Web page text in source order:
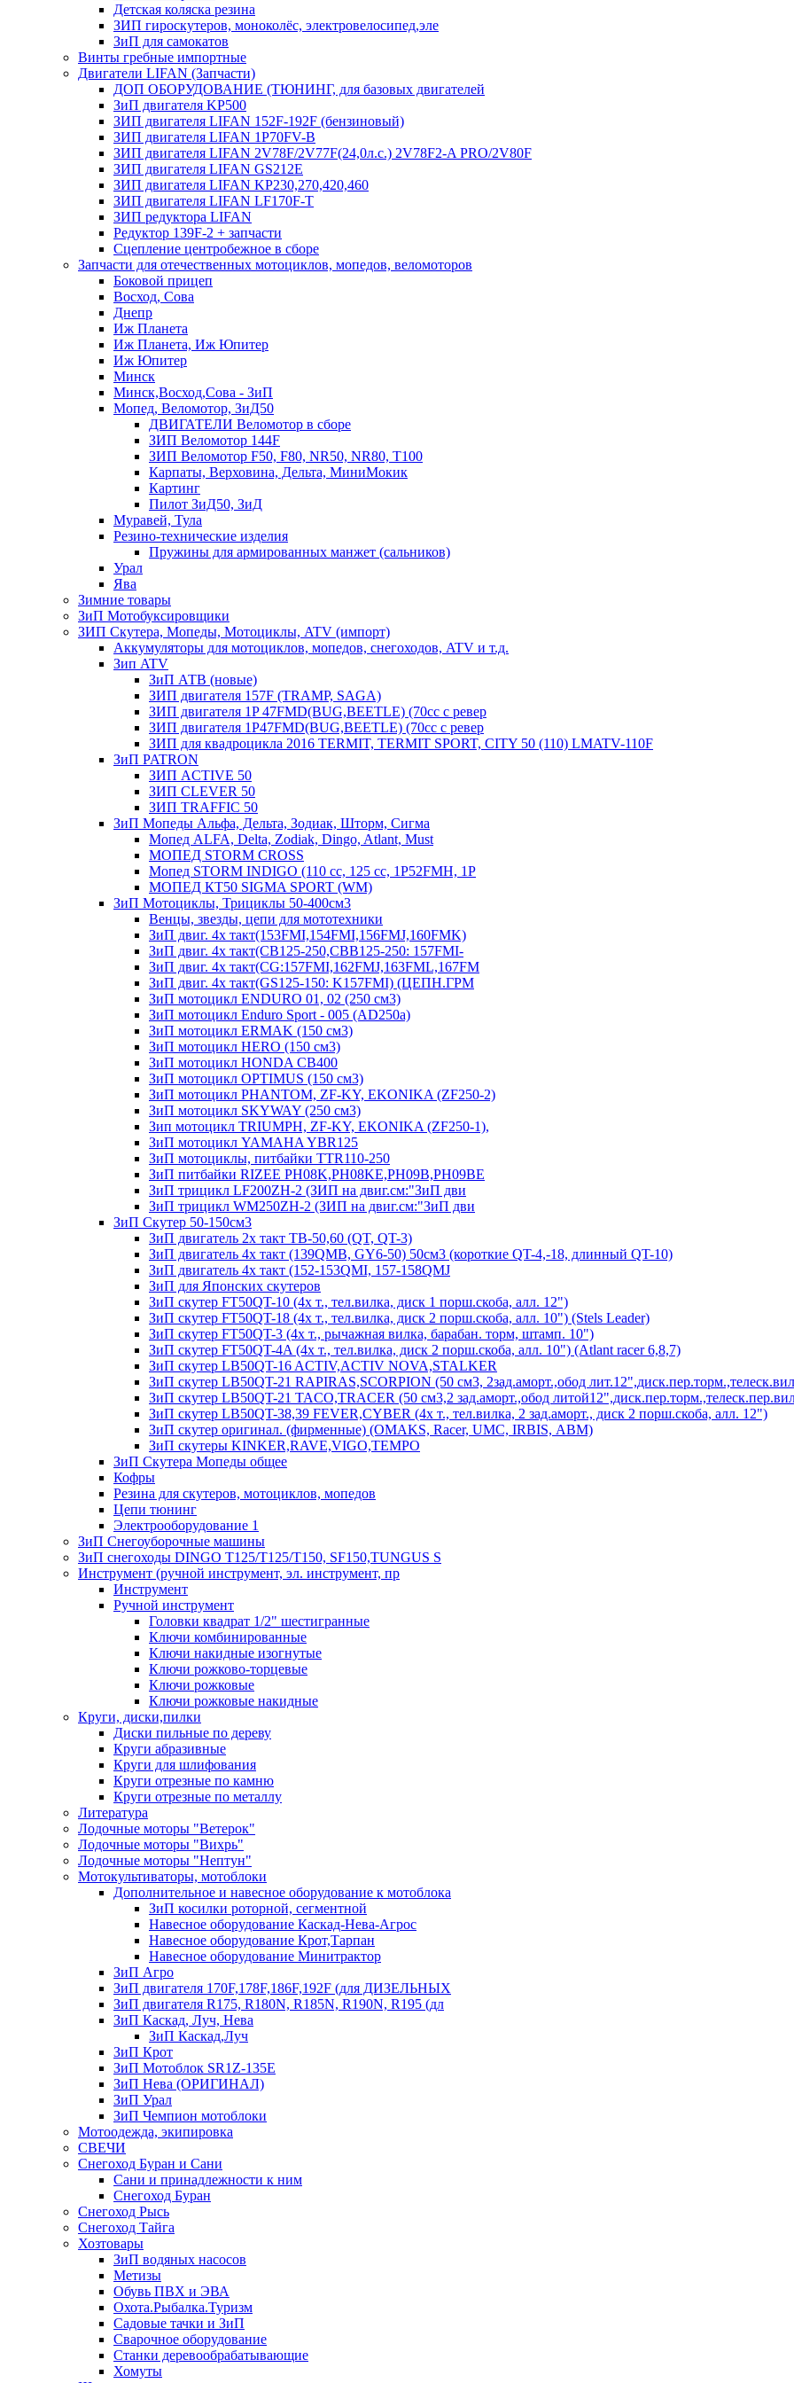
Детская коляска резина
ЗИП гироскутеров, моноколёс, электровелосипед,эле
ЗиП для самокатов
Винты гребные импортные
Двигатели LIFAN (Запчасти)
ДОП ОБОРУДОВАНИЕ (ТЮНИНГ, для базовых двигателей
ЗиП двигателя KP500
ЗИП двигателя LIFAN 152F-192F (бензиновый)
ЗИП двигателя LIFAN 1P70FV-B
ЗИП двигателя LIFAN 2V78F/2V77F(24,0л.с.) 2V78F2-A PRO/2V80F
ЗИП двигателя LIFAN GS212E
ЗИП двигателя LIFAN KP230,270,420,460
ЗИП двигателя LIFAN LF170F-T
ЗИП редуктора LIFAN
Редуктор 139F-2 + запчасти
Сцепление центробежное в сборе
Запчасти для отечественных мотоциклов, мопедов, веломоторов
Боковой прицеп
Восход, Сова
Днепр
Иж Планета
Иж Планета, Иж Юпитер
Иж Юпитер
Минск
Минск,Восход,Сова - ЗиП
Мопед, Веломотор, ЗиД50
ДВИГАТЕЛИ Веломотор в сборе
ЗИП Веломотор 144F
ЗИП Веломотор F50, F80, NR50, NR80, T100
Карпаты, Верховина, Дельта, МиниМокик
Картинг
Пилот ЗиД50, ЗиД
Муравей, Тула
Резино-технические изделия
Пружины для армированных манжет (сальников)
Урал
Ява
Зимние товары
ЗиП Мотобуксировщики
ЗИП Скутера, Мопеды, Мотоциклы, ATV (импорт)
Аккумуляторы для мотоциклов, мопедов, снегоходов, ATV и т.д.
Зип ATV
ЗиП АТВ (новые)
ЗИП двигателя 157F (TRAMP, SAGA)
ЗИП двигателя 1P 47FMD(BUG,BEETLE) (70cc с ревер
ЗИП двигателя 1P47FMD(BUG,BEETLE) (70cc с ревер
ЗИП для квадроцикла 2016 TERMIT, TERMIT SPORT, CITY 50 (110) LMATV-110F
ЗиП PATRON
ЗИП ACTIVE 50
ЗИП CLEVER 50
ЗИП TRAFFIC 50
ЗиП Мопеды Альфа, Дельта, Зодиак, Шторм, Сигма
Мопед ALFA, Delta, Zodiak, Dingo, Atlant, Must
МОПЕД STORM CROSS
Мопед STORM INDIGO (110 сс, 125 cc, 1P52FMH, 1P
МОПЕД КТ50 SIGMA SPORT (WM)
ЗиП Мотоциклы, Трициклы 50-400см3
Венцы, звезды, цепи для мототехники
ЗиП двиг. 4х такт(153FMI,154FMI,156FMJ,160FMK)
ЗиП двиг. 4х такт(CB125-250,CBB125-250: 157FMI-
ЗиП двиг. 4х такт(CG:157FMI,162FMJ,163FML,167FM
ЗиП двиг. 4х такт(GS125-150: K157FMI) (ЦЕПН.ГРМ
ЗиП мотоцикл ENDURO 01, 02 (250 см3)
ЗиП мотоцикл Enduro Sport - 005 (AD250a)
ЗиП мотоцикл ERMAK (150 см3)
ЗиП мотоцикл HERO (150 см3)
ЗиП мотоцикл HONDA CB400
ЗиП мотоцикл OPTIMUS (150 см3)
ЗиП мотоцикл PHANTOM, ZF-KY, EKONIKA (ZF250-2)
ЗиП мотоцикл SKYWAY (250 см3)
Зип мотоцикл TRIUMPH, ZF-KY, EKONIKA (ZF250-1),
ЗиП мотоцикл YAMAHA YBR125
ЗиП мотоциклы, питбайки TTR110-250
ЗиП питбайки RIZEE PH08K,PH08KE,PH09B,PH09BE
ЗиП трицикл LF200ZH-2 (ЗИП на двиг.см:"ЗиП дви
ЗиП трицикл WM250ZH-2 (ЗИП на двиг.см:"ЗиП дви
ЗиП Скутер 50-150см3
ЗиП двигатель 2х такт ТВ-50,60 (QT, QT-3)
ЗиП двигатель 4х такт (139QMB, GY6-50) 50см3 (короткие QT-4,-18, длинный QT-10)
ЗиП двигатель 4х такт (152-153QMI, 157-158QMJ
ЗиП для Японских скутеров
ЗиП скутер FT50QT-10 (4х т., тел.вилка, диск 1 порш.скоба, алл. 12")
ЗиП скутер FT50QT-18 (4х т., тел.вилка, диск 2 порш.скоба, алл. 10") (Stels Leader)
ЗиП скутер FT50QT-3 (4х т., рычажная вилка, барабан. торм, штамп. 10")
ЗиП скутер FT50QT-4A (4х т., тел.вилка, диск 2 порш.скоба, алл. 10") (Atlant racer 6,8,7)
ЗиП скутер LB50QT-16 ACTIV,ACTIV NOVA,STALKER
ЗиП скутер LB50QT-21 RAPIRAS,SCORPION (50 см3, 2зад.аморт.,обод
ЗиП скутер LB50QT-21 TACO,TRACER (50 см3,2 зад.аморт.,обод
ЗиП скутер LB50QT-38,39 FEVER,CYBER (4х т., тел.вилка, 2 зад.аморт., диск 2 порш.скоба, алл. 12")
ЗиП скутер оригинал. (фирменные) (OMAKS, Racer, UMC, IRBIS, АВМ)
ЗиП скутеры KINKER,RAVE,VIGO,TEMPO
ЗиП Скутера Мопеды общее
Кофры
Резина для скутеров, мотоциклов, мопедов
Цепи тюнинг
Электрооборудование 1
ЗиП Снегоуборочные машины
ЗиП снегоходы DINGO T125/T125/T150, SF150,TUNGUS S
Инструмент (ручной инструмент, эл. инструмент, пр
Инструмент
Ручной инструмент
Головки квадрат 1/2" шестигранные
Ключи комбинированные
Ключи накидные изогнутые
Ключи рожково-торцевые
Ключи рожковые
Ключи рожковые накидные
Круги, диски,пилки
Диски пильные по дереву
Круги абразивные
Круги для шлифования
Круги отрезные по камню
Круги отрезные по металлу
Литература
Лодочные моторы "Ветерок"
Лодочные моторы "Вихрь"
Лодочные моторы "Нептун"
Мотокультиваторы, мотоблоки
Дополнительное и навесное оборудование к мотоблока
ЗиП косилки роторной, сегментной
Навесное оборудование Каскад-Нева-Агрос
Навесное оборудование Крот,Тарпан
Навесное оборудование Минитрактор
ЗиП Агро
ЗиП двигателя 170F,178F,186F,192F (для ДИЗЕЛЬНЫХ
ЗиП двигателя R175, R180N, R185N, R190N, R195 (дл
ЗиП Каскад, Луч, Нева
ЗиП Каскад,Луч
ЗиП Крот
ЗиП Мотоблок SR1Z-135E
ЗиП Нева (ОРИГИНАЛ)
ЗиП Урал
ЗиП Чемпион мотоблоки
Мотоодежда, экипировка
СВЕЧИ
Снегоход Буран и Сани
Сани и принадлежности к ним
Снегоход Буран
Снегоход Рысь
Снегоход Тайга
Хозтовары
ЗиП водяных насосов
Метизы
Обувь ПВХ и ЭВА
Охота.Рыбалка.Туризм
Садовые тачки и ЗиП
Сварочное оборудование
Станки деревообрабатывающие
Хомуты